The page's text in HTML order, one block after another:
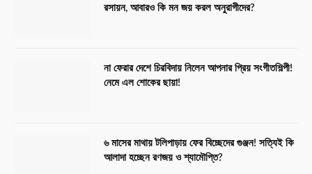
রসায়ন, আবারও কি মন জয় করল অনুরাগীদের?
না ফেরার দেশে চিরবিদায় নিলেন আপনার প্রিয় সংগীতশিল্পী!
নেমে এল শোকের ছায়া!
৬ মাসের মাথায় টলিপাড়ায় ফের বিচ্ছেদের গুঞ্জন! সত্যিই কি
আলাদা হচ্ছেন রণজয় ও শ্যামৌপ্তি?